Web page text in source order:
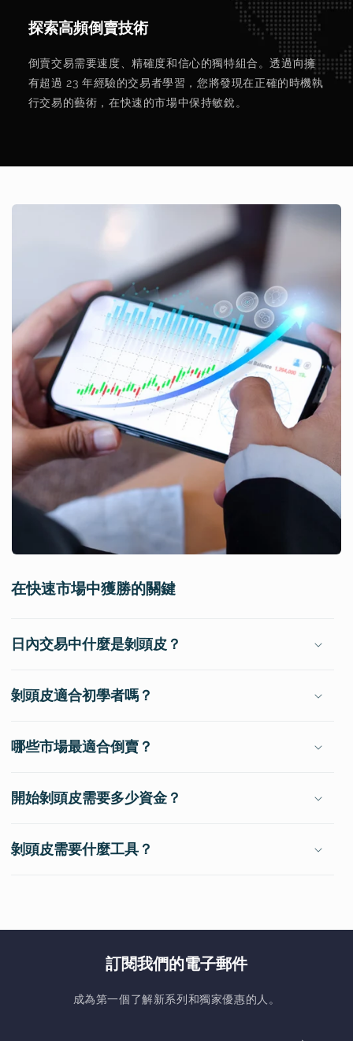
探索高頻倒賣技術
倒賣交易需要速度、精確度和信心的獨特組合。透過向擁
有超過 23 年經驗的交易者學習，您將發現在正確的時機執
行交易的藝術，在快速的市場中保持敏銳。
在快速市場中獲勝的關鍵
日內交易中什麼是剝頭皮？
剝頭皮適合初學者嗎？
哪些市場最適合倒賣？
開始剝頭皮需要多少資金？
剝頭皮需要什麼工具？
訂閱我們的電子郵件
成為第一個了解新系列和獨家優惠的人。